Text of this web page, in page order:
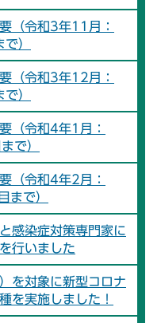
（令和3年11月：
）
（令和3年12月：
）
（令和4年1月：
で）
（令和4年2月：
で）
感染症対策専門家に
行いました
を対象に新型コロナ
を実施しました！